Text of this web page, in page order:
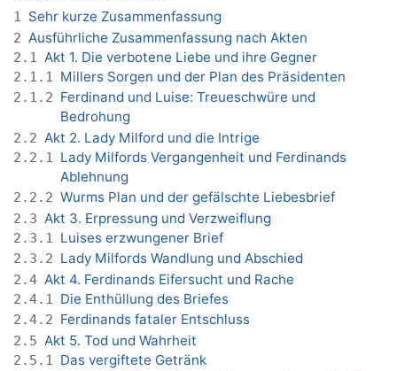
1 Sehr kurze Zusammenfassung
2 Ausführliche Zusammenfassung nach Akten
2.1 Akt 1. Die verbotene Liebe und ihre Gegner
2.1.1 Millers Sorgen und der Plan des Präsidenten
2.1.2 Ferdinand und Luise: Treueschwüre und
Bedrohung
2.2 Akt 2. Lady Milford und die Intrige
2.2.1
Lady Milfords Vergangenheit und Ferdinands
Ablehnung
2.2.2 Wurms Plan und der gefälschte Liebesbrief
2.3 Akt 3. Erpressung und Verzweiflung
2.3.1 Luises erzwungener Brief
2.3.2 Lady Milfords Wandlung und Abschied
2.4 Akt 4. Ferdinands Eifersucht und Rache
2.4.1 Die Enthüllung des Briefes
2.4.2 Ferdinands fataler Entschluss
2.5 Akt 5. Tod und Wahrheit
2.5.1 Das vergiftete Getränk